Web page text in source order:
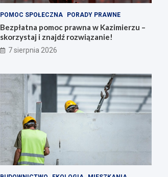
POMOC SPOŁECZNA PORADY PRAWNE
Bezpłatna pomoc prawna w Kazimierzu –
skorzystaj i znajdź rozwiązanie!
7 sierpnia 2026